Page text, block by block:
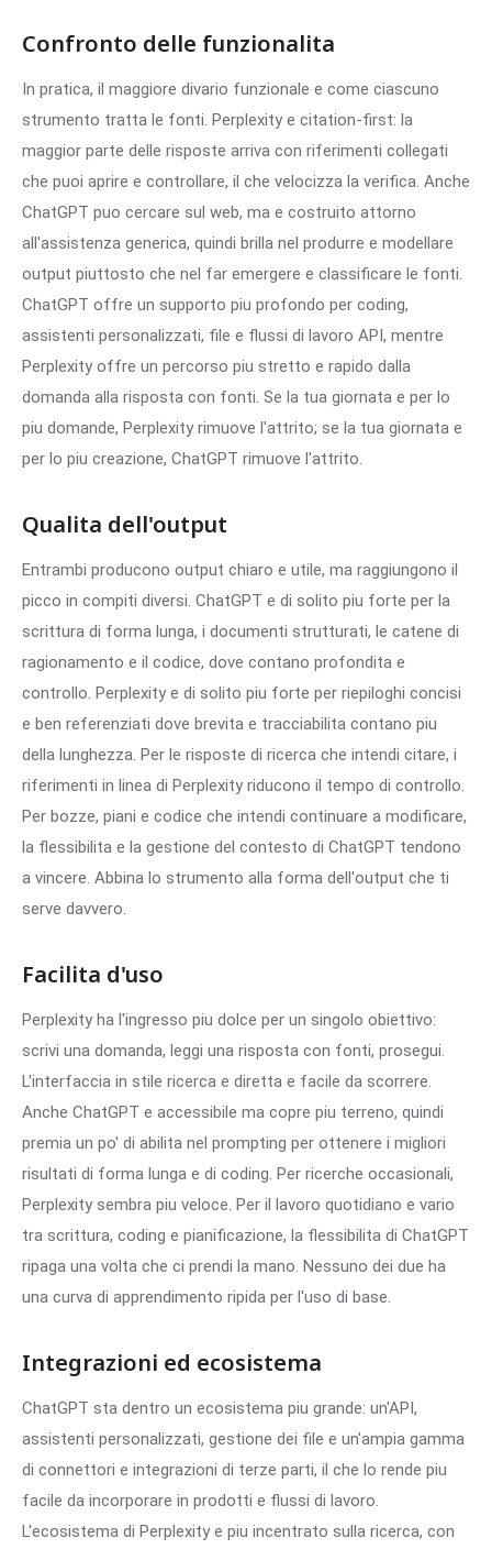
Confronto delle funzionalita
In pratica, il maggiore divario funzionale e come ciascuno
strumento tratta le fonti. Perplexity e citation-first: la
maggior parte delle risposte arriva con riferimenti collegati
che puoi aprire e controllare, il che velocizza la verifica. Anche
ChatGPT puo cercare sul web, ma e costruito attorno
all'assistenza generica, quindi brilla nel produrre e modellare
output piuttosto che nel far emergere e classificare le fonti.
ChatGPT offre un supporto piu profondo per coding,
assistenti personalizzati, file e flussi di lavoro API, mentre
Perplexity offre un percorso piu stretto e rapido dalla
domanda alla risposta con fonti. Se la tua giornata e per lo
piu domande, Perplexity rimuove l'attrito; se la tua giornata e
per lo piu creazione, ChatGPT rimuove l'attrito.
Qualita dell'output
Entrambi producono output chiaro e utile, ma raggiungono il
picco in compiti diversi. ChatGPT e di solito piu forte per la
scrittura di forma lunga, i documenti strutturati, le catene di
ragionamento e il codice, dove contano profondita e
controllo. Perplexity e di solito piu forte per riepiloghi concisi
e ben referenziati dove brevita e tracciabilita contano piu
della lunghezza. Per le risposte di ricerca che intendi citare, i
riferimenti in linea di Perplexity riducono il tempo di controllo.
Per bozze, piani e codice che intendi continuare a modificare,
la flessibilita e la gestione del contesto di ChatGPT tendono
a vincere. Abbina lo strumento alla forma dell'output che ti
serve davvero.
Facilita d'uso
Perplexity ha l'ingresso piu dolce per un singolo obiettivo:
scrivi una domanda, leggi una risposta con fonti, prosegui.
L'interfaccia in stile ricerca e diretta e facile da scorrere.
Anche ChatGPT e accessibile ma copre piu terreno, quindi
premia un po' di abilita nel prompting per ottenere i migliori
risultati di forma lunga e di coding. Per ricerche occasionali,
Perplexity sembra piu veloce. Per il lavoro quotidiano e vario
tra scrittura, coding e pianificazione, la flessibilita di ChatGPT
ripaga una volta che ci prendi la mano. Nessuno dei due ha
una curva di apprendimento ripida per l'uso di base.
Integrazioni ed ecosistema
ChatGPT sta dentro un ecosistema piu grande: un'API,
assistenti personalizzati, gestione dei file e un'ampia gamma
di connettori e integrazioni di terze parti, il che lo rende piu
facile da incorporare in prodotti e flussi di lavoro.
L'ecosistema di Perplexity e piu incentrato sulla ricerca, con